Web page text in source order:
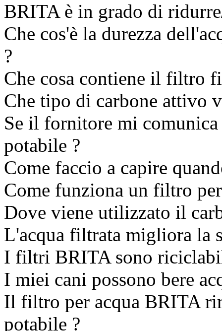
BRITA è in grado di
Che cos'è la durezza
?
Che cosa contiene il filtro
Che tipo di carbone attivo
Se il fornitore mi
potabile ?
Come faccio a capire
Come funziona un filtro
Dove viene utilizzato il
L'acqua filtrata migliora la
I filtri BRITA sono
I miei cani possono bere
Il filtro per acqua BRITA
potabile ?